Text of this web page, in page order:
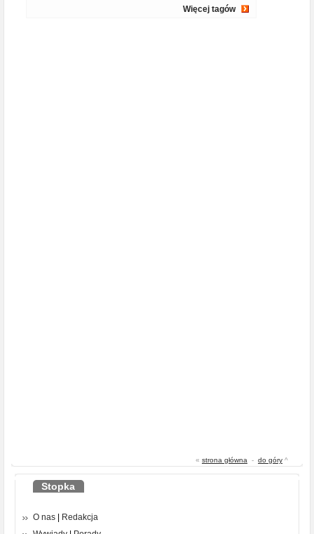
Więcej tagów
« strona główna - do góry ^
Stopka
O nas
Redakcja